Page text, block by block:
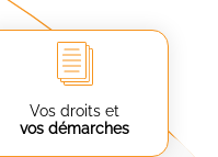
Vos droits et
vos démarches